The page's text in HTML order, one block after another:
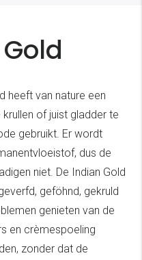
heeft van nature een
of juist gladder te
gebruikt. Er wordt
dus de
niet. De Indian Gold
geföhnd, gekruld
genieten van de
en crèmespoeling
zonder dat de